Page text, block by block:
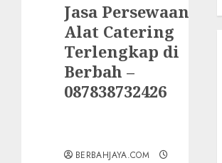
Jasa Persewaan
Alat Catering
Terlengkap di
Berbah –
087838732426
BERBAHJAYA.COM